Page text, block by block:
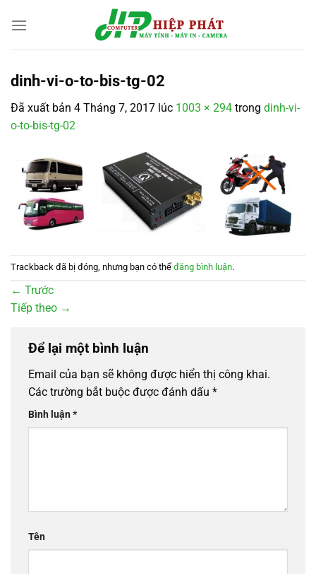
đến
dinh-vi-o-to-bis-tg-02
Đã xuất bản 4 Tháng 7, 2017 lúc 1003 × 294 trong dinh-vi-
o-to-bis-tg-02
Trackback đã bị đóng, nhưng bạn có thể đăng bình luận.
← Trước
Tiếp theo →
Để lại một bình luận
Email của bạn sẽ không được hiển thị công khai.
Các trường bắt buộc được đánh dấu *
Bình luận*
Tên